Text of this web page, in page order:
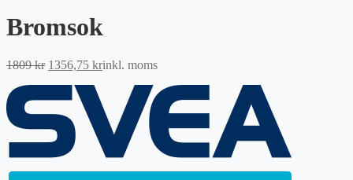
Bromsok
1809kr Det
1809 kr.
1356,75 krDet
är:
1356,75 kr.
inkl. moms